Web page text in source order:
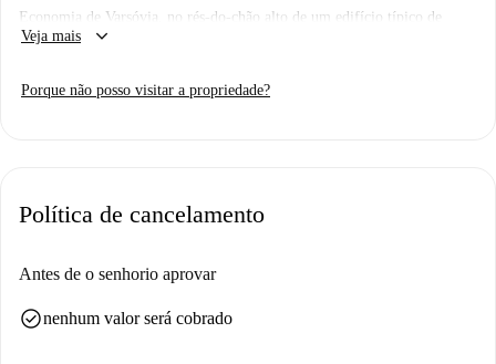
Economia de Varsóvia, no rés-do-chão alto de um edifício típico de
Erasmus. Espaço comum: cozinha com zona de refeições, duas casas de
frigoríficos, máquina de lavar roupa, ferro de engomar, tábua, aspirador.
Veja mais keyboard_arrow_down
Porque não posso visitar a propriedade?
Política de cancelamento
Antes de o senhorio aprovar
check_circlenenhum valor será cobrado